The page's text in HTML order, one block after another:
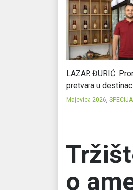
LAZAR ĐURIĆ:
pretvara u
Majevica 2026,
o